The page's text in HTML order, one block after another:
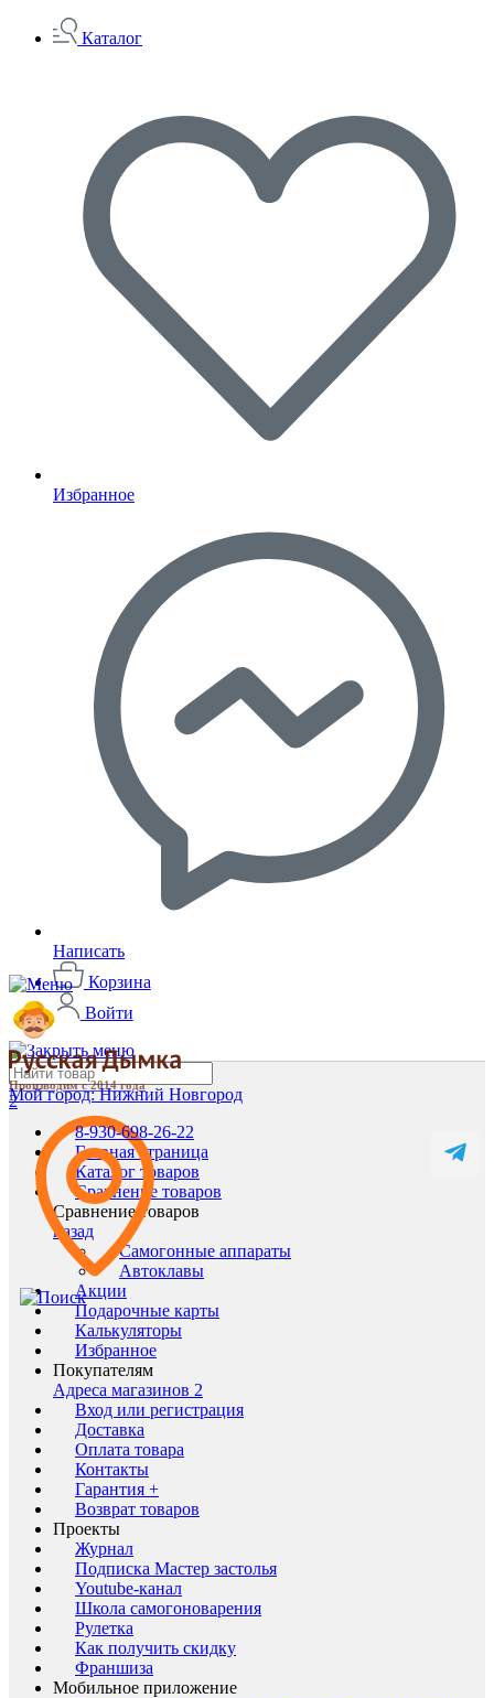
Каталог
Избранное
Написать
Корзина
Войти
Производим с 2014 года
2
Мой город:Нижний Новгород
8-930-698-26-22
Главная страница
Каталог товаров
Сравнение товаров
Сравнение товаров
назад
Самогонные аппараты
Автоклавы
Акции
Подарочные карты
Калькуляторы
Избранное
Покупателям
Адреса магазинов 2
Вход или регистрация
Доставка
Оплата товара
Контакты
Гарантия +
Возврат товаров
Проекты
Журнал
Подписка Мастер застолья
Youtube-канал
Школа самогоноварения
Рулетка
Как получить скидку
Франшиза
Мобильное приложение